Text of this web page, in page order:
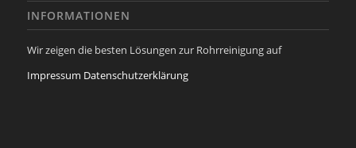
INFORMATIONEN
Wir zeigen die besten Lösungen zur Rohrreinigung auf
Impressum Datenschutzerklärung